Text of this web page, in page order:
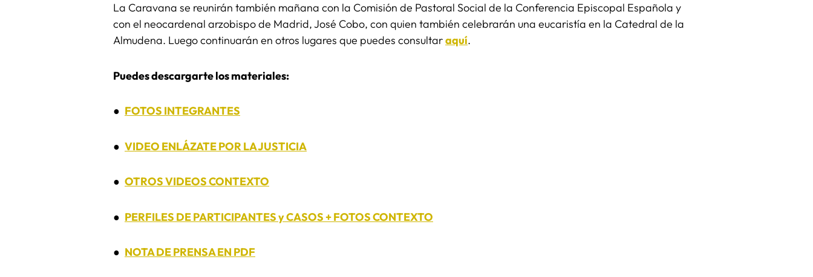
La Caravana se reunirán también mañana con la Comisión de Pastoral Social de la Conferencia Episcopal Española y
con el neocardenal arzobispo de Madrid, José Cobo, con quien también celebrarán una eucaristía en la Catedral de la
Almudena. Luego continuarán en otros lugares que puedes consultaraquí.
Puedes descargarte los materiales:
● FOTOS INTEGRANTES
● VIDEO ENLÁZATE POR LA JUSTICIA
● OTROS VIDEOS CONTEXTO
● PERFILES DE PARTICIPANTES y CASOS + FOTOS CONTEXTO
● NOTA DE PRENSA EN PDF